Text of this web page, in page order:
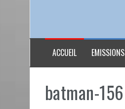
ACCUEIL EMISSIONS
batman-156